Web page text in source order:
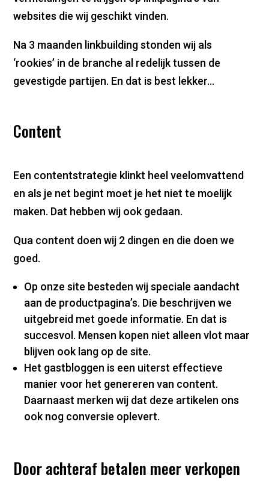
websites die wij geschikt vinden.
Na 3 maanden linkbuilding stonden wij als
‘rookies’ in de branche al redelijk tussen de
gevestigde partijen. En dat is best lekker…
Content
Een contentstrategie klinkt heel veelomvattend
en als je net begint moet je het niet te moelijk
maken. Dat hebben wij ook gedaan.
Qua content doen wij 2 dingen en die doen we
goed.
Op onze site besteden wij speciale aandacht
aan de productpagina’s. Die beschrijven we
uitgebreid met goede informatie. En dat is
succesvol. Mensen kopen niet alleen vlot maar
blijven ook lang op de site.
Het gastbloggen is een uiterst effectieve
manier voor het genereren van content.
Daarnaast merken wij dat deze artikelen ons
ook nog conversie oplevert.
Door achteraf betalen meer verkopen